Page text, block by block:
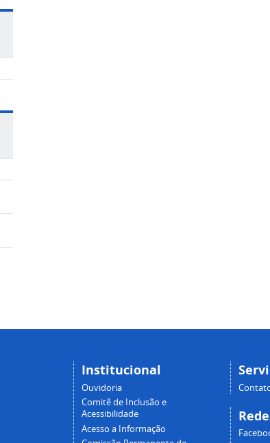
Institucional
Ouvidoria
Comitê de Inclusão e
Acessibilidade
Acesso a Informação